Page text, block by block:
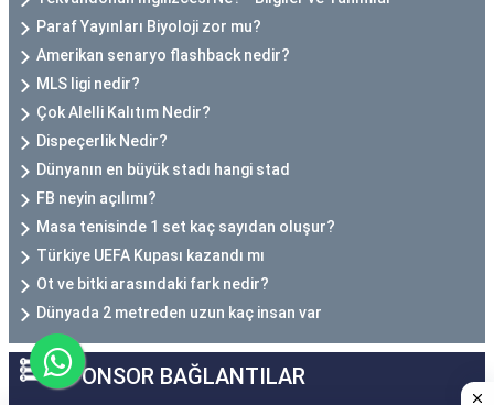
Paraf Yayınları Biyoloji zor mu?
Amerikan senaryo flashback nedir?
MLS ligi nedir?
Çok Alelli Kalıtım Nedir?
Dispeçerlik Nedir?
Dünyanın en büyük stadı hangi stad
FB neyin açılımı?
Masa tenisinde 1 set kaç sayıdan oluşur?
Türkiye UEFA Kupası kazandı mı
Ot ve bitki arasındaki fark nedir?
Dünyada 2 metreden uzun kaç insan var
SPONSOR BAĞLANTILAR